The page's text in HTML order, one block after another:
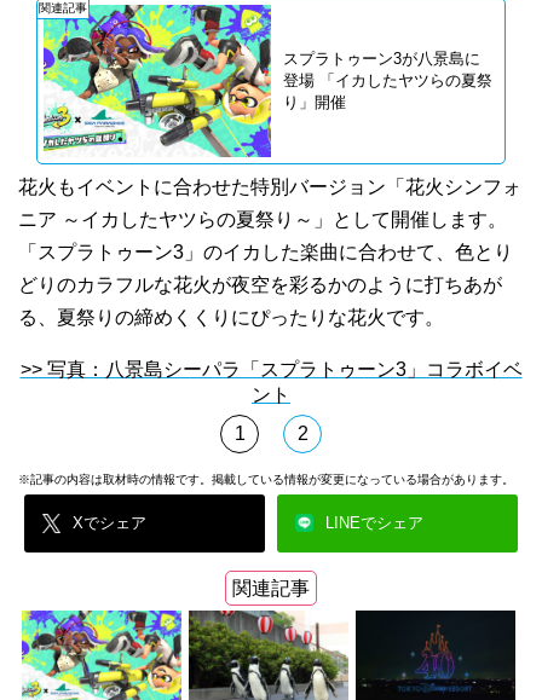
関連記事
スプラトゥーン3が八景島に
登場 「イカしたヤツらの夏祭
り」開催
花火もイベントに合わせた特別バージョン「花火シンフォ
ニア ～イカしたヤツらの夏祭り～」として開催します。
「スプラトゥーン3」のイカした楽曲に合わせて、色とり
どりのカラフルな花火が夜空を彩るかのように打ちあが
る、夏祭りの締めくくりにぴったりな花火です。
>> 写真：八景島シーパラ「スプラトゥーン3」コラボイベ
ント
1
2
※記事の内容は取材時の情報です。掲載している情報が変更になっている場合があります。
Xでシェア LINEでシェア
関連記事